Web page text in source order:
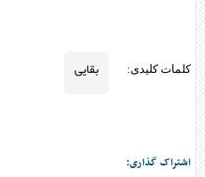
کلمات کلیدی: بقایی
اشتراک گذاری: